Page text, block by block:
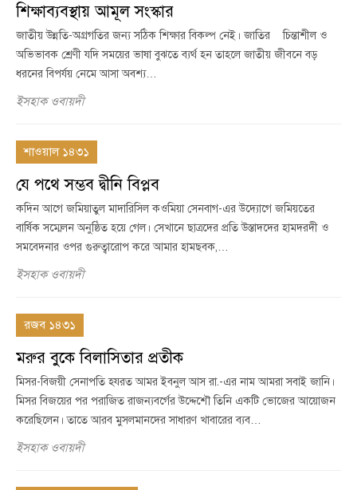
শিক্ষাব্যবস্থায় আমূল সংস্কার
জাতীয় উন্নতি-অগ্রগতির জন্য সঠিক শিক্ষার বিকল্প নেই। জাতির চিন্তাশীল ও
অভিভাবক শ্রেণী যদি সময়ের ভাষা বুঝতে ব্যর্থ হন তাহলে জাতীয় জীবনে বড়
ধরনের বিপর্যয় নেমে আসা অবশ্য…
ইসহাক ওবায়দী
শাওয়াল ১৪৩১
যে পথে সম্ভব দ্বীনি বিপ্লব
কদিন আগে জমিয়াতুল মাদারিসিল কওমিয়া সেনবাগ-এর উদ্যোগে জমিয়তের
বার্ষিক সম্মেলন অনুষ্ঠিত হয়ে গেল। সেখানে ছাত্রদের প্রতি উস্তাদদের হামদরদী ও
সমবেদনার ওপর গুরুত্বারোপ করে আমার হামছবক,…
ইসহাক ওবায়দী
রজব ১৪৩১
মরুর বুকে বিলাসিতার প্রতীক
মিসর-বিজয়ী সেনাপতি হযরত আমর ইবনুল আস রা.-এর নাম আমরা সবাই জানি।
মিসর বিজয়ের পর পরাজিত রাজন্যবর্গের উদ্দেশৌ তিনি একটি ভোজের আয়োজন
করেছিলেন। তাতে আরব মুসলমানদের সাধারণ খাবারের ব্যব…
ইসহাক ওবায়দী